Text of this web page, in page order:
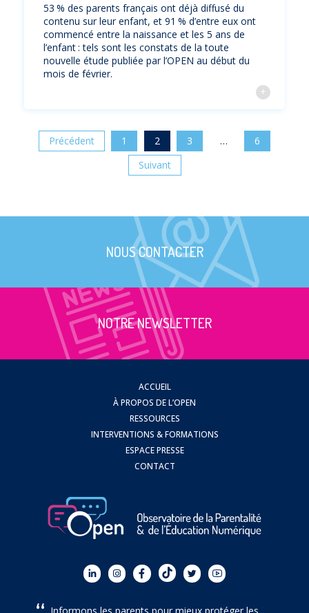
53 % des parents français ont déjà diffusé du
contenu sur leur enfant, et 91 % d’entre eux ont
commencé entre la naissance et les 5 ans de
l’enfant : tels sont les constats de la toute
nouvelle étude publiée par l’OPEN au début du
mois de février.
Précédent 1 2 3 …
6
Suivant
NOUS CONTACTER
NOTRE NEWSLETTER
ACCUEIL
À PROPOS DE L’OPEN
RESSOURCES
INTERVENTIONS & FORMATIONS
ESPACE PRESSE
CONTACT